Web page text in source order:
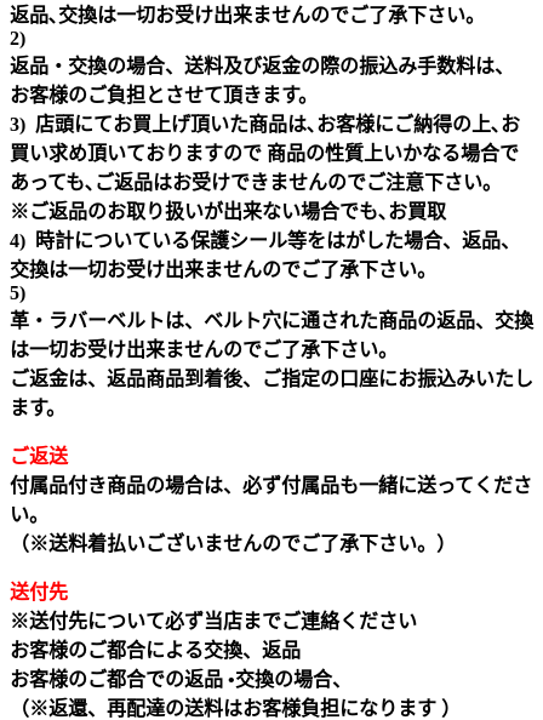
返品､交換は一切お受け出来ませんのでご了承下さい。
2)
返品・交換の場合、送料及び返金の際の振込み手数料は、
お客様のご負担とさせて頂きます。
3) 店頭にてお買上げ頂いた商品は､お客様にご納得の上､お
買い求め頂いておりますので 商品の性質上いかなる場合で
あっても､ご返品はお受けできませんのでご注意下さい｡
※ご返品のお取り扱いが出来ない場合でも､お買取
4) 時計についている保護シール等をはがした場合、返品、
交換は一切お受け出来ませんのでご了承下さい。
5)
革・ラバーベルトは、ベルト穴に通された商品の返品、交換
は一切お受け出来ませんのでご了承下さい。
ご返金は、返品商品到着後、ご指定の口座にお振込みいたし
ます。
ご返送
付属品付き商品の場合は、必ず付属品も一緒に送ってくださ
い。
（※送料着払いございませんのでご了承下さい。）
送付先
※送付先について必ず当店までご連絡ください
お客様のご都合による交換、返品
お客様のご都合での返品 •交換の場合、
（※返還、再配達の送料はお客様負担になります ）